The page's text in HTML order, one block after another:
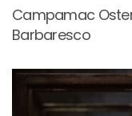
Campamac
Barbaresco